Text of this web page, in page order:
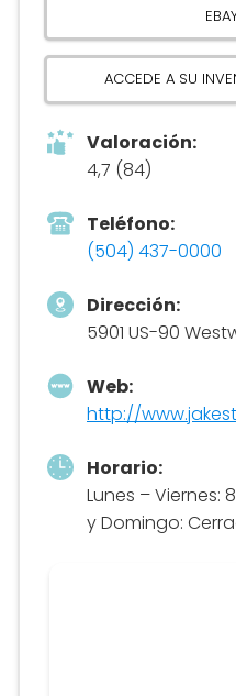
ACCEDE A SU
Valoración:
4,7 (84)
Teléfono:
(504) 437-0000
Dirección:
5901 US-90
Web:
http://
Horario:
Lunes – Viernes:
y Domingo: